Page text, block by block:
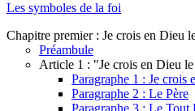
Les symboles de la foi
Chapitre premier : Je crois en Dieu
Préambule
Article 1 : "Je crois en Dieu
Paragraphe 1 : Je crois
Paragraphe 2 : Le Père
Paragraphe 3 : Le Tout